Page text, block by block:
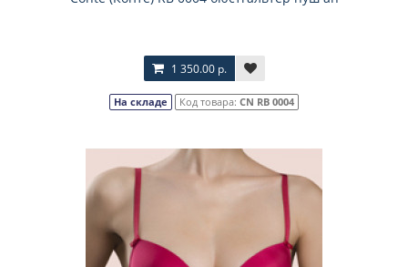
1 350.00 р.
На складе Код товара: CN RB 0004